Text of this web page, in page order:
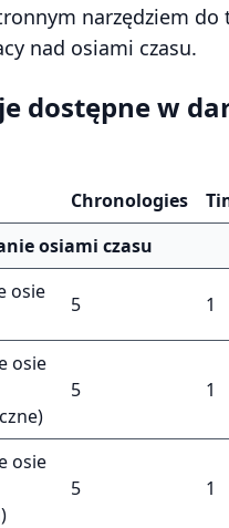
narzędziem do
nad osiami czasu.
dostępne w
Chronologies
osiami czasu
osie
5 1
osie
5 1
osie
5 1